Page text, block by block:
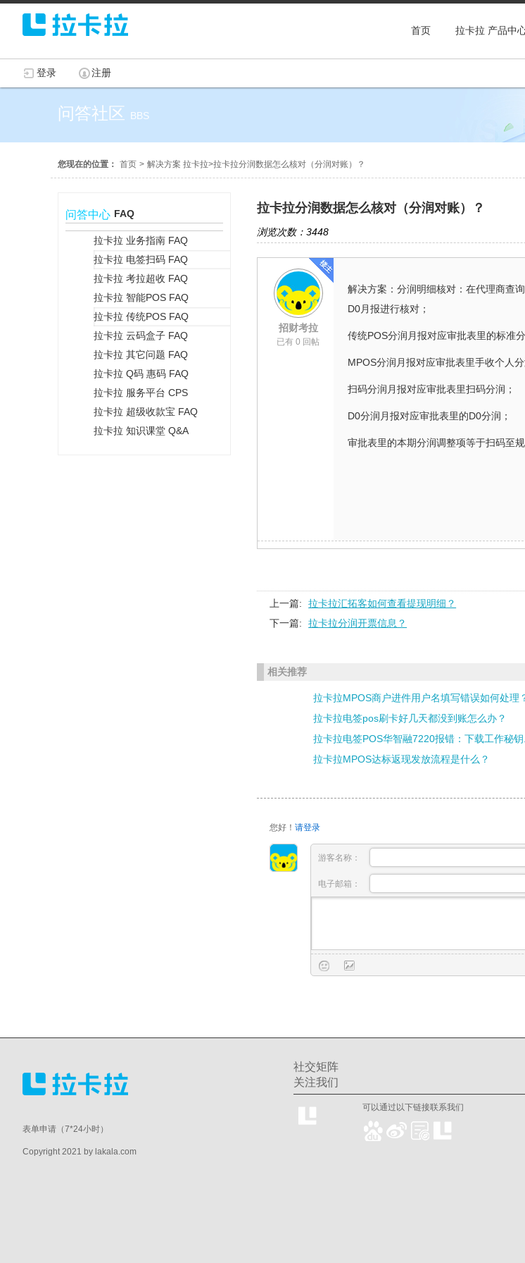
首页 拉卡拉 产品中
登录 注册
问答社区 BBS
您现在的位置： 首页 > 解决方案 拉卡拉>拉卡拉分润数据怎么核对（分润对账）？
问答中心 FAQ
拉卡拉 业务指南 FAQ
拉卡拉 电签扫码 FAQ
拉卡拉 考拉超收 FAQ
拉卡拉 智能POS FAQ
拉卡拉 传统POS FAQ
拉卡拉 云码盒子 FAQ
拉卡拉 其它问题 FAQ
拉卡拉 Q码 惠码 FAQ
拉卡拉 服务平台 CPS
拉卡拉 超级收款宝 FAQ
拉卡拉 知识课堂 Q&A
拉卡拉分润数据怎么核对（分润对账）？
浏览次数：3448
招财考拉
已有 0 回帖
解决方案：分润明细核对：在代理商查
D0月报进行核对；
传统POS分润月报对应审批表里的标准
MPOS分润月报对应审批表里手收个人分
扫码分润月报对应审批表里扫码分润；
D0分润月报对应审批表里的D0分润；
审批表里的本期分润调整项等于扫码至规
上一篇:
拉卡拉汇拓客如何查看提现明细？
下一篇:
拉卡拉分润开票信息？
相关推荐
拉卡拉MPOS商户进件用户名填写错误如何处理
拉卡拉电签pos刷卡好几天都没到账怎么办？
拉卡拉电签POS华智融7220报错：下载工作秘钥
拉卡拉MPOS达标返现发放流程是什么？
您好！请登录
游客名称：
电子邮箱：
表单申请（7*24小时）
Copyright 2021 by lakala.com
社交矩阵
关注我们
可以通过以下链接联系我们